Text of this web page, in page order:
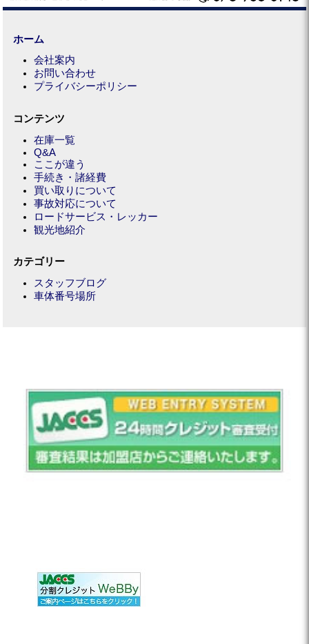
ホーム
会社案内
お問い合わせ
プライバシーポリシー
コンテンツ
在庫一覧
Q&A
ここが違う
手続き・諸経費
買い取りについて
事故対応について
ロードサービス・レッカー
観光地紹介
カテゴリー
スタッフブログ
車体番号場所